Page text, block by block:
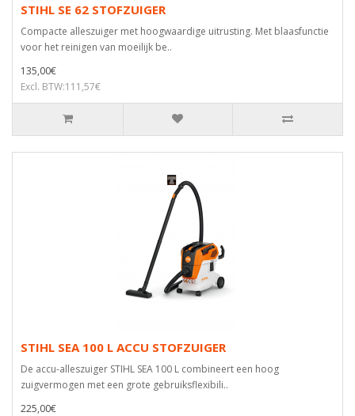
STIHL SE 62 STOFZUIGER
Compacte alleszuiger met hoogwaardige uitrusting. Met blaasfunctie
voor het reinigen van moeilijk be..
135,00€
Excl. BTW:111,57€
STIHL SEA 100 L ACCU STOFZUIGER
De accu-alleszuiger STIHL SEA 100 L combineert een hoog
zuigvermogen met een grote gebruiksflexibili..
225,00€